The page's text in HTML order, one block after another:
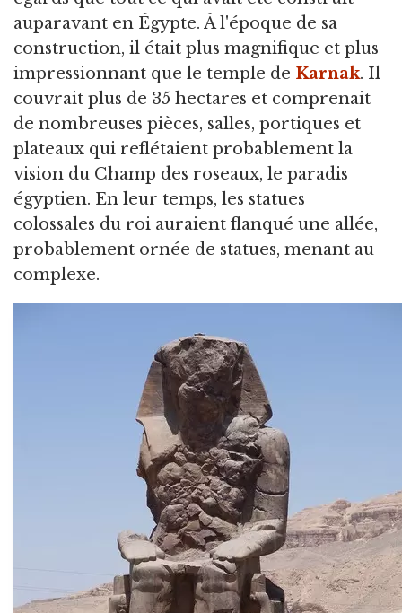
auparavant en Égypte. À l'époque de sa
construction, il était plus magnifique et plus
impressionnant que le temple de Karnak. Il
couvrait plus de 35 hectares et comprenait
de nombreuses pièces, salles, portiques et
plateaux qui reflétaient probablement la
vision du Champ des roseaux, le paradis
égyptien. En leur temps, les statues
colossales du roi auraient flanqué une allée,
probablement ornée de statues, menant au
complexe.